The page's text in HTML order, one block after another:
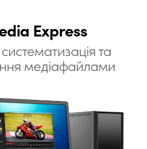
Express
та
медіафайлами